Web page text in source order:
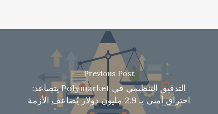
Previous Post
التدقيق التنظيمي في Polymarket يتصاعد:
اختراق أمني بـ 2.9 مليون دولار يُضاعف الأزمة